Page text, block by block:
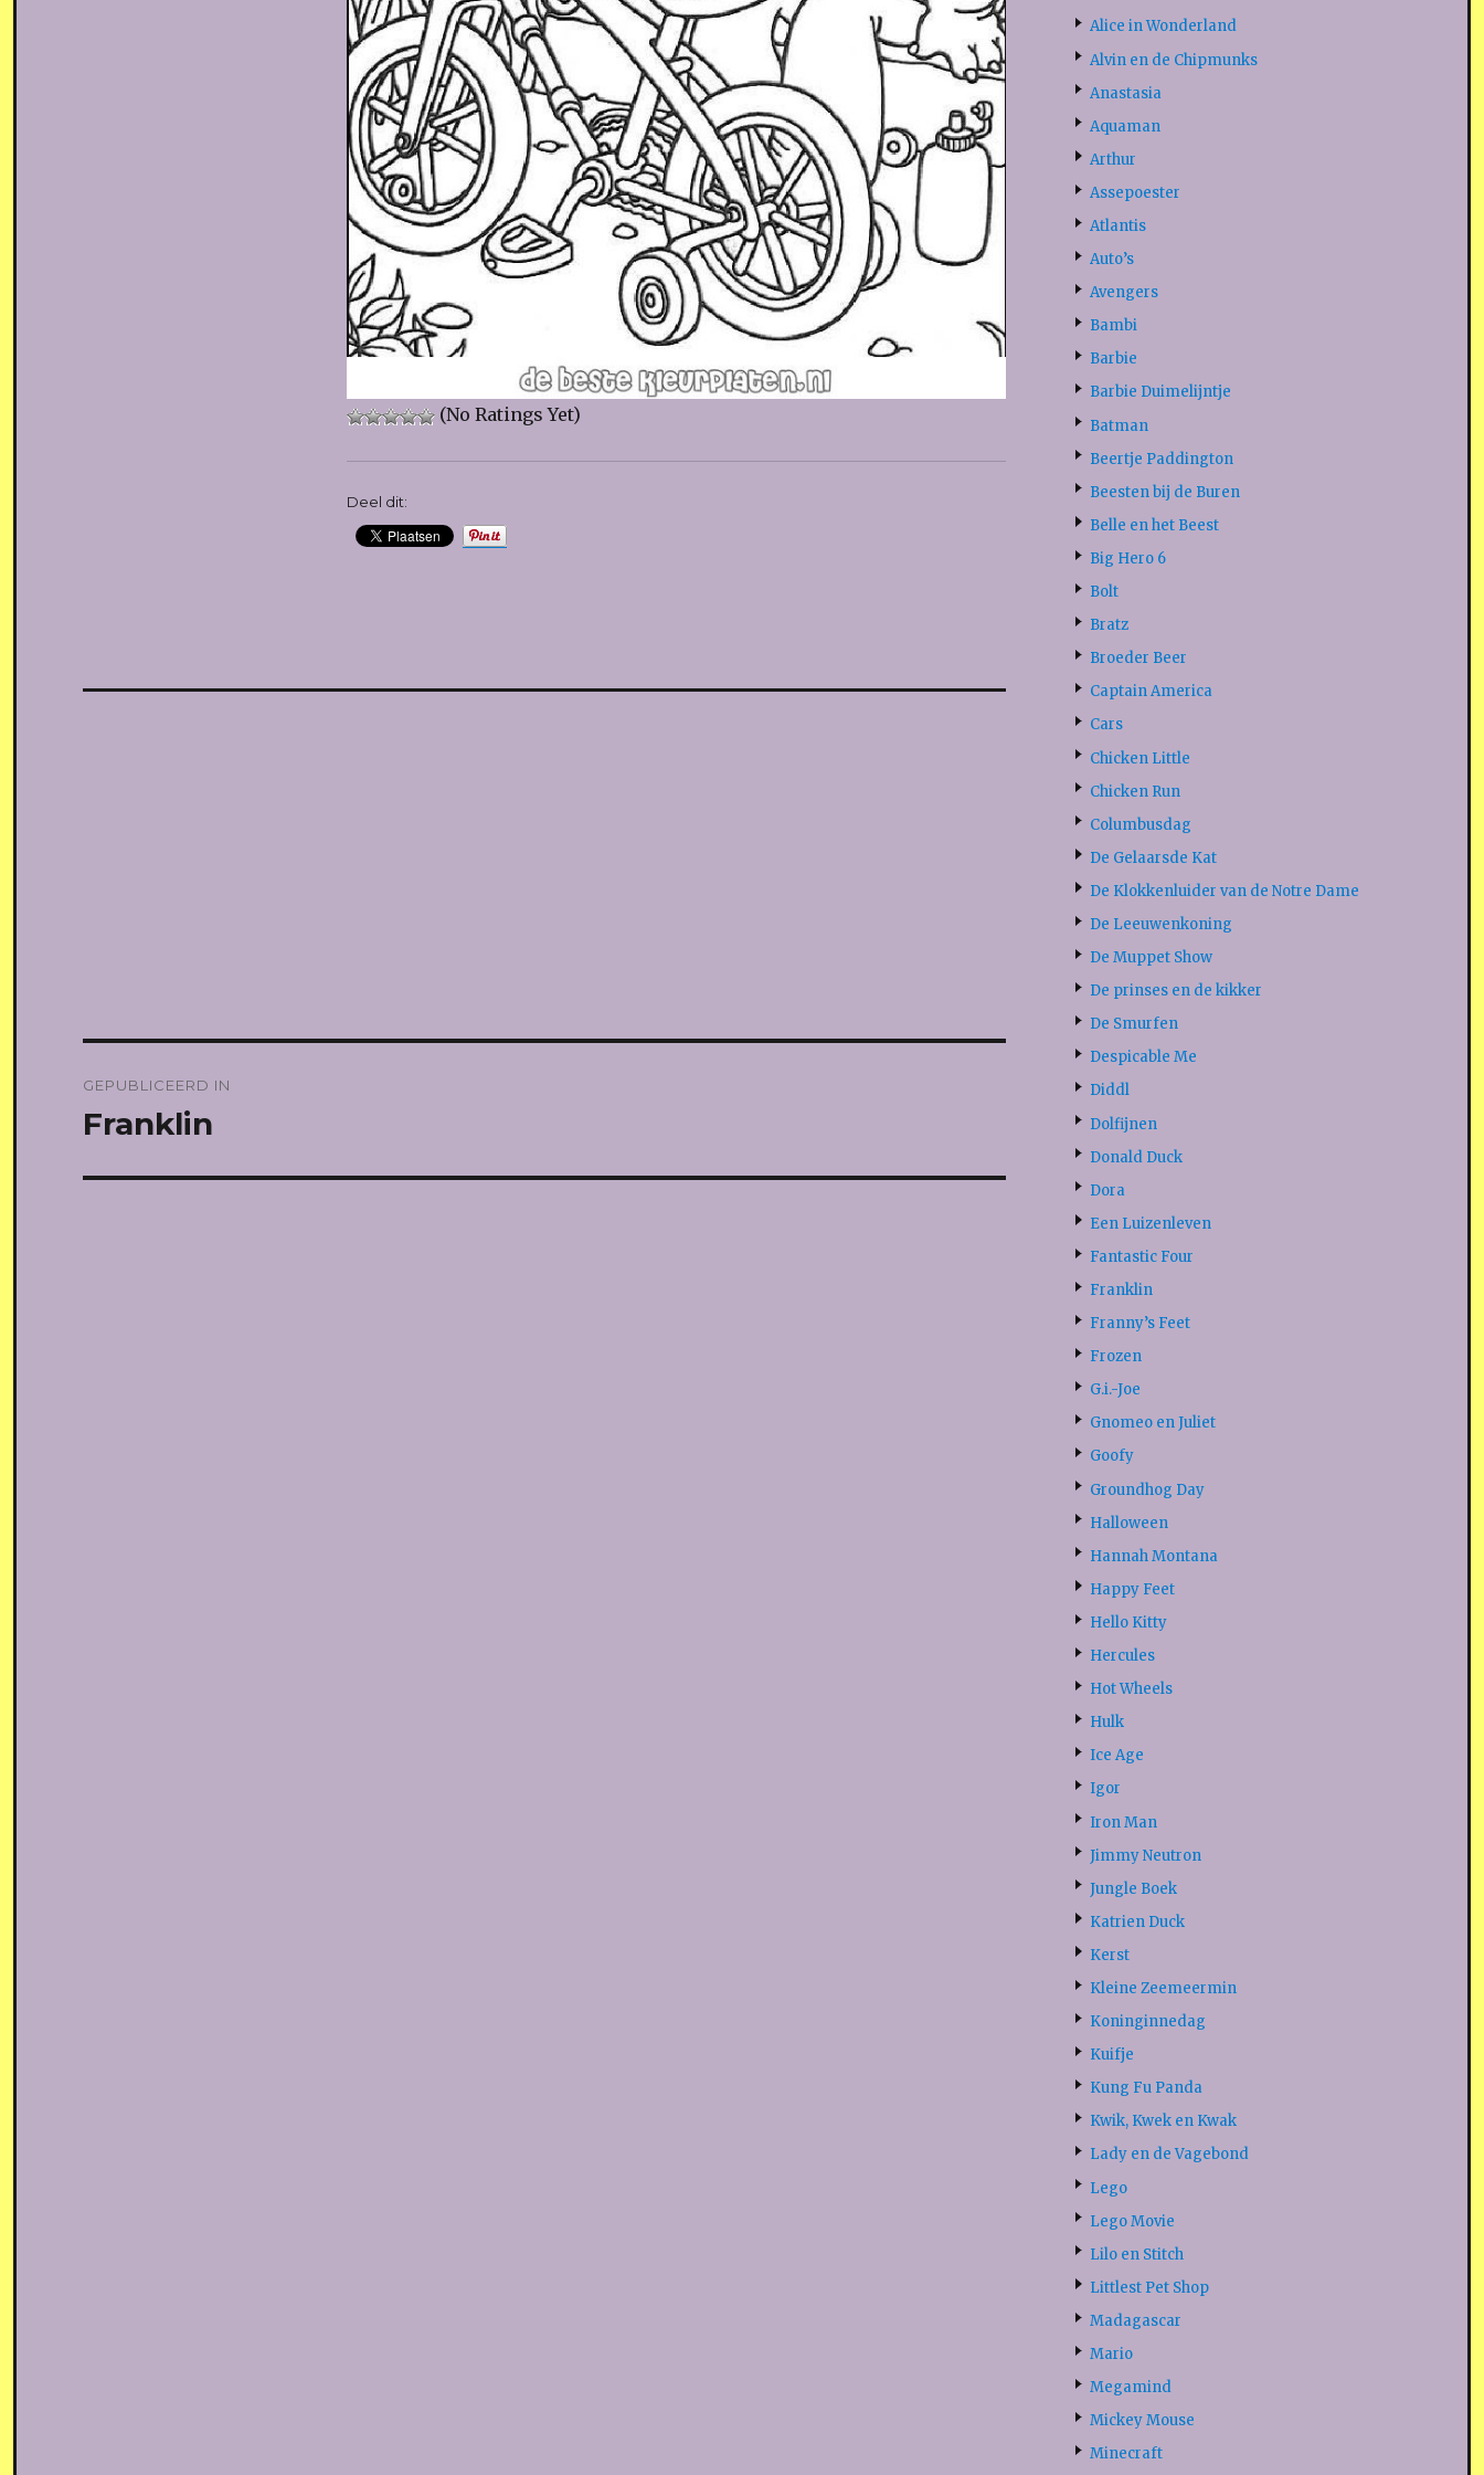
(No Ratings Yet)
Deel dit:
navigatie
GEPUBLICEERD IN
Franklin
Alice in Wonderland
Alvin en de Chipmunks
Anastasia
Aquaman
Arthur
Assepoester
Atlantis
Auto’s
Avengers
Bambi
Barbie
Barbie Duimelijntje
Batman
Beertje Paddington
Beesten bij de Buren
Belle en het Beest
Big Hero 6
Bolt
Bratz
Broeder Beer
Captain America
Cars
Chicken Little
Chicken Run
Columbusdag
De Gelaarsde Kat
De Klokkenluider van de Notre Dame
De Leeuwenkoning
De Muppet Show
De prinses en de kikker
De Smurfen
Despicable Me
Diddl
Dolfijnen
Donald Duck
Dora
Een Luizenleven
Fantastic Four
Franklin
Franny’s Feet
Frozen
G.i.-Joe
Gnomeo en Juliet
Goofy
Groundhog Day
Halloween
Hannah Montana
Happy Feet
Hello Kitty
Hercules
Hot Wheels
Hulk
Ice Age
Igor
Iron Man
Jimmy Neutron
Jungle Boek
Katrien Duck
Kerst
Kleine Zeemeermin
Koninginnedag
Kuifje
Kung Fu Panda
Kwik, Kwek en Kwak
Lady en de Vagebond
Lego
Lego Movie
Lilo en Stitch
Littlest Pet Shop
Madagascar
Mario
Megamind
Mickey Mouse
Minecraft